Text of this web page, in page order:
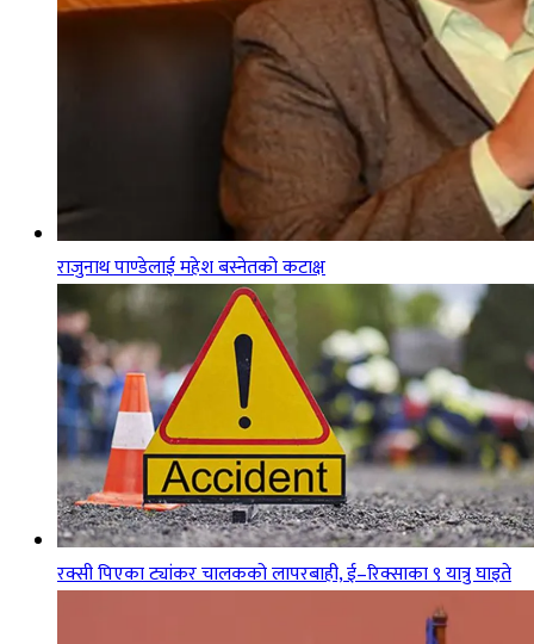
राजुनाथ पाण्डेलाई महेश बस्नेतको कटाक्ष
रक्सी पिएका ट्यांकर चालकको लापरबाही, ई–रिक्साका ९ यात्रु घाइते